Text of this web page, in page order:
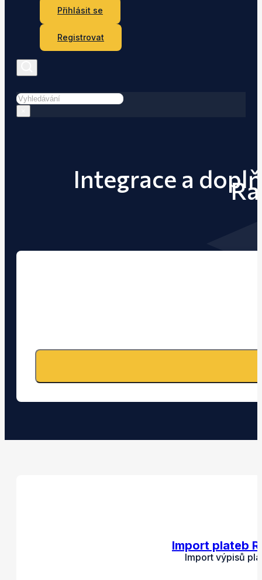
Přihlásit se
Registrovat
Hledat
Integrace a
Import plateb
Import výpisů